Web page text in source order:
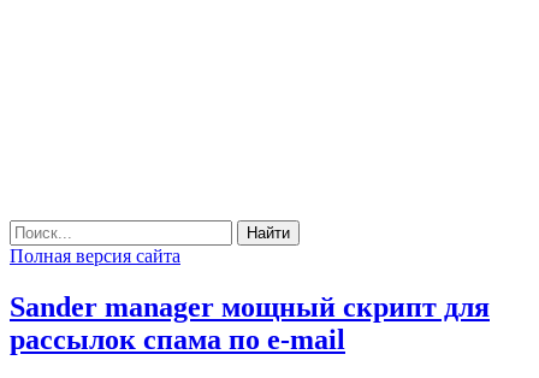
Найти
Полная версия сайта
Sander manager мощный скрипт для
рассылок спама по e-mail